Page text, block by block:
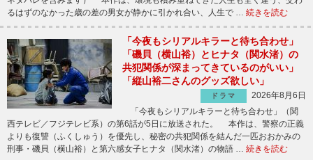
るはずのなかった歳の差の男女が静かに引かれ合い、人生で … 続きを読む
「今夜もシリアルキラーと待ち合わせ」
「磯貝（横山裕）とヒナタ（関水渚）の
共犯関係が深まってきているのがいい」
「縦山裕二さんのグッズ欲しい」
ドラマ
2026年8月6日
「今夜もシリアルキラーと待ち合わせ」（関
西テレビ／フジテレビ系）の第6話が5日に放送された。 本作は、警察の正義
よりも復讐（ふくしゅう）を優先し、秘密の共犯関係を結んだ一匹おおかみの
刑事・磯貝（横山裕）と第六感女子ヒナタ（関水渚）の物語 … 続きを読む